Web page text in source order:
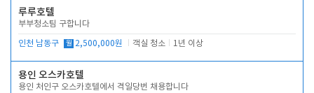
루루호텔
부부청소팀 구합니다
인천 남동구 월 2,500,000원 객실 청소 1년 이상
용인 오스카호텔
용인 처인구 오스카호텔에서 격일당번 채용합니다